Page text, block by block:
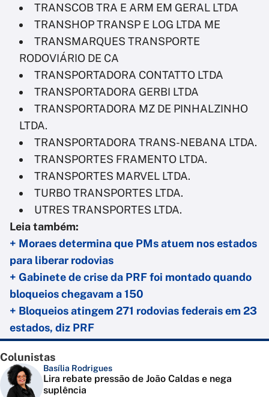
TRANSCOB TRA E ARM EM GERAL LTDA
TRANSHOP TRANSP E LOG LTDA ME
TRANSMARQUES TRANSPORTE
RODOVIÁRIO DE CA
TRANSPORTADORA CONTATTO LTDA
TRANSPORTADORA GERBI LTDA
TRANSPORTADORA MZ DE PINHALZINHO
LTDA.
TRANSPORTADORA TRANS-NEBANA LTDA.
TRANSPORTES FRAMENTO LTDA.
TRANSPORTES MARVEL LTDA.
TURBO TRANSPORTES LTDA.
UTRES TRANSPORTES LTDA.
Leia também:
+ Moraes determina que PMs atuem nos estados
para liberar rodovias
+ Gabinete de crise da PRF foi montado quando
bloqueios chegavam a 150
+ Bloqueios atingem 271 rodovias federais em 23
estados, diz PRF
Colunistas
Basília Rodrigues
Lira rebate pressão de João Caldas e nega
suplência